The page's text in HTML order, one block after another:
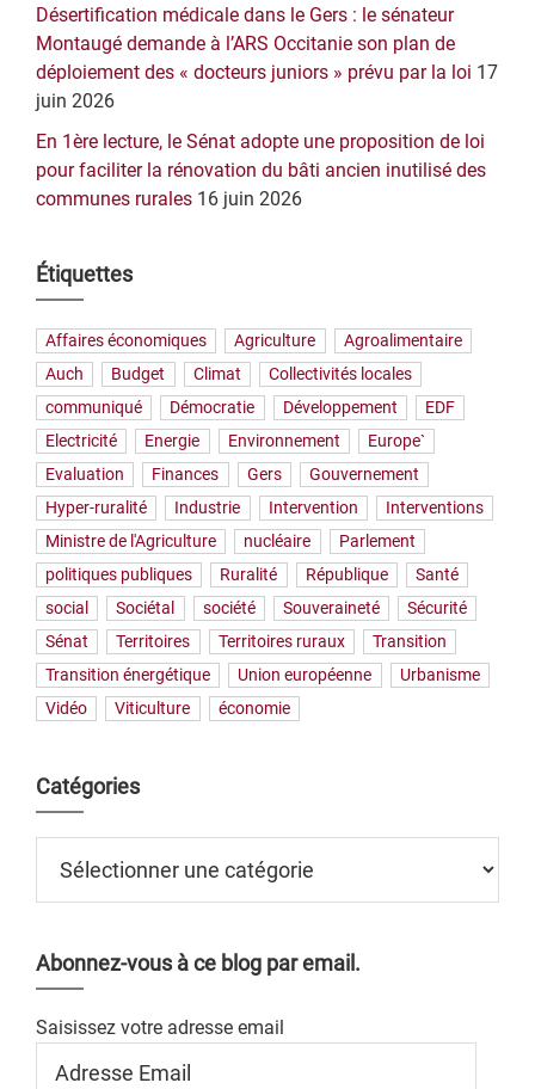
Désertification médicale dans le Gers : le sénateur
Montaugé demande à l’ARS Occitanie son plan de
déploiement des « docteurs juniors » prévu par la loi 17
juin 2026
En 1ère lecture, le Sénat adopte une proposition de loi
pour faciliter la rénovation du bâti ancien inutilisé des
communes rurales 16 juin 2026
Étiquettes
Affaires économiques Agriculture
Agroalimentaire
Auch
Budget Climat
Collectivités locales
communiqué
Démocratie Développement
EDF
Electricité
Energie Environnement
Europe`
Evaluation
Finances Gers
Gouvernement
Hyper-ruralité
Industrie Intervention
Interventions
Ministre de l'Agriculture
nucléaire
Parlement
politiques publiques
Ruralité République
Santé
social
Sociétal société Souveraineté
Sécurité
Sénat
Territoires Territoires ruraux
Transition
Transition énergétique
Union européenne
Urbanisme
Vidéo
Viticulture économie
Catégories
Abonnez-vous à ce blog par email.
Saisissez votre adresse email
Email